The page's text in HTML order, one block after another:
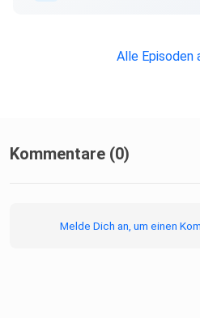
Alle Episoden
Kommentare (0)
Melde Dich an, um einen